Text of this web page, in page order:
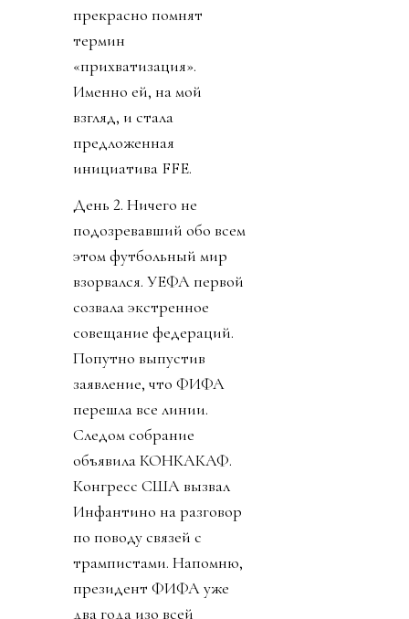
прекрасно помнят
термин
«прихватизация».
Именно ей, на мой
взгляд, и стала
предложенная
инициатива FFE.
День 2. Ничего не
подозревавший обо всем
этом футбольный мир
взорвался. УЕФА первой
созвала экстренное
совещание федераций.
Попутно выпустив
заявление, что ФИФА
перешла все линии.
Следом собрание
объявила КОНКАКАФ.
Конгресс США вызвал
Инфантино на разговор
по поводу связей с
трампистами. Напомню,
президент ФИФА уже
два года изо всей